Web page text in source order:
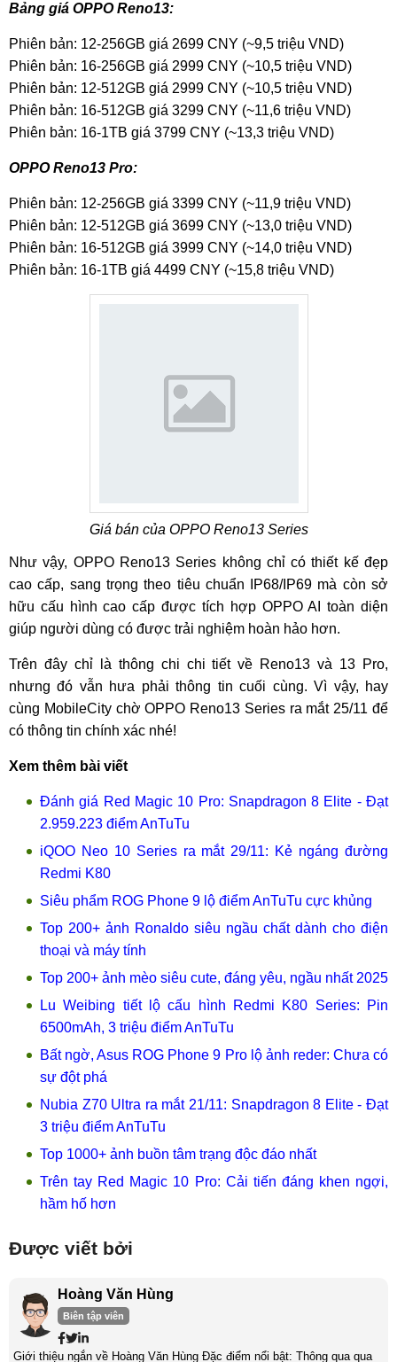
Bảng giá OPPO Reno13:
Phiên bản: 12-256GB giá 2699 CNY (~9,5 triệu VND)
Phiên bản: 16-256GB giá 2999 CNY (~10,5 triệu VND)
Phiên bản: 12-512GB giá 2999 CNY (~10,5 triệu VND)
Phiên bản: 16-512GB giá 3299 CNY (~11,6 triệu VND)
Phiên bản: 16-1TB giá 3799 CNY (~13,3 triệu VND)
OPPO Reno13 Pro:
Phiên bản: 12-256GB giá 3399 CNY (~11,9 triệu VND)
Phiên bản: 12-512GB giá 3699 CNY (~13,0 triệu VND)
Phiên bản: 16-512GB giá 3999 CNY (~14,0 triệu VND)
Phiên bản: 16-1TB giá 4499 CNY (~15,8 triệu VND)
Giá bán của OPPO Reno13 Series
Như vậy, OPPO Reno13 Series không chỉ có thiết kế đẹp
cao cấp, sang trọng theo tiêu chuẩn IP68/IP69 mà còn sở
hữu cấu hình cao cấp được tích hợp OPPO AI toàn diện
giúp người dùng có được trải nghiệm hoàn hảo hơn.
Trên đây chỉ là thông chi chi tiết về Reno13 và 13 Pro,
nhưng đó vẫn hưa phải thông tin cuối cùng. Vì vậy, hay
cùng MobileCity chờ OPPO Reno13 Series ra mắt 25/11 để
có thông tin chính xác nhé!
Xem thêm bài viết
Đánh giá Red Magic 10 Pro: Snapdragon 8 Elite - Đạt
2.959.223 điểm AnTuTu
iQOO Neo 10 Series ra mắt 29/11: Kẻ ngáng đường
Redmi K80
Siêu phẩm ROG Phone 9 lộ điểm AnTuTu cực khủng
Top 200+ ảnh Ronaldo siêu ngầu chất dành cho điện
thoại và máy tính
Top 200+ ảnh mèo siêu cute, đáng yêu, ngầu nhất 2025
Lu Weibing tiết lộ cấu hình Redmi K80 Series: Pin
6500mAh, 3 triệu điểm AnTuTu
Bất ngờ, Asus ROG Phone 9 Pro lộ ảnh reder: Chưa có
sự đột phá
Nubia Z70 Ultra ra mắt 21/11: Snapdragon 8 Elite - Đạt
3 triệu điểm AnTuTu
Top 1000+ ảnh buồn tâm trạng độc đáo nhất
Trên tay Red Magic 10 Pro: Cải tiến đáng khen ngợi,
hầm hố hơn
Được viết bởi
Hoàng Văn Hùng
Biên tập viên
Giới thiệu ngắn về Hoàng Văn Hùng Đặc điểm nổi bật: Thông qua qua